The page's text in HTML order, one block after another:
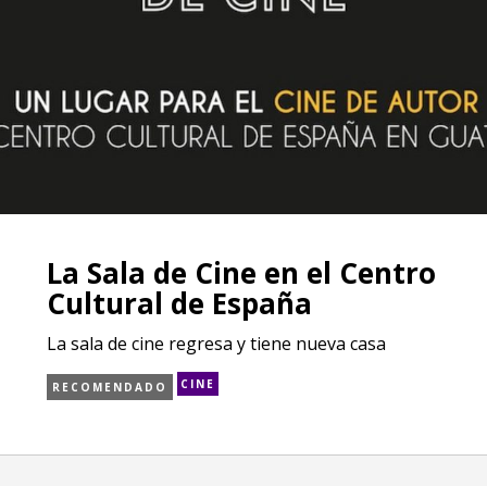
La Sala de Cine en el Centro
Cultural de España
La sala de cine regresa y tiene nueva casa
RECOMENDADO CINE